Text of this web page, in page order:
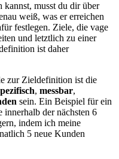
musst du dir über
weiß, was er erreichen
festlegen. Ziele, die vage
und letztlich zu einer
ist daher
zur Zieldefinition ist die
, messbar,
sein. Ein Beispiel für ein
der nächsten 6
indem ich meine
5 neue Kunden